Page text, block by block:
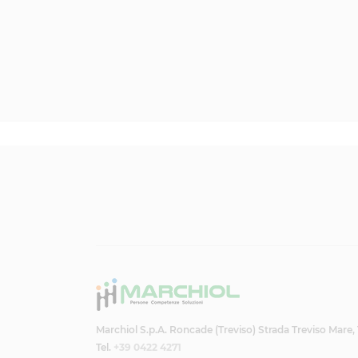
Marchiol S.p.A. Roncade (Treviso) Strada Treviso Mare,
Tel. +39 0422 4271